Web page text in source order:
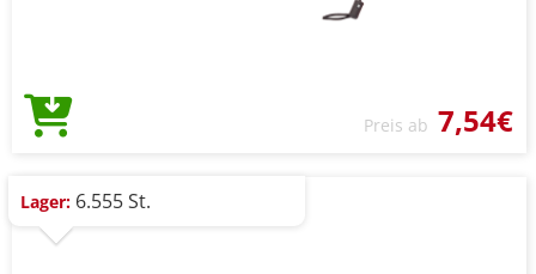
Preis ab 7,54€
Lager: 6.555 St.